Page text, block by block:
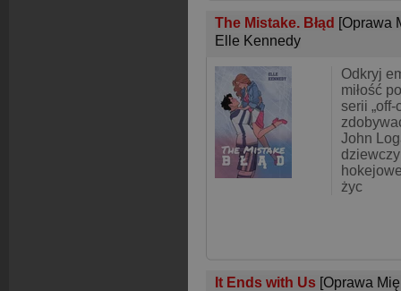
The Mistake. Błąd [Oprawa
Elle Kennedy
Odkryj
miłość
serii
John
życ
It Ends with Us [Oprawa